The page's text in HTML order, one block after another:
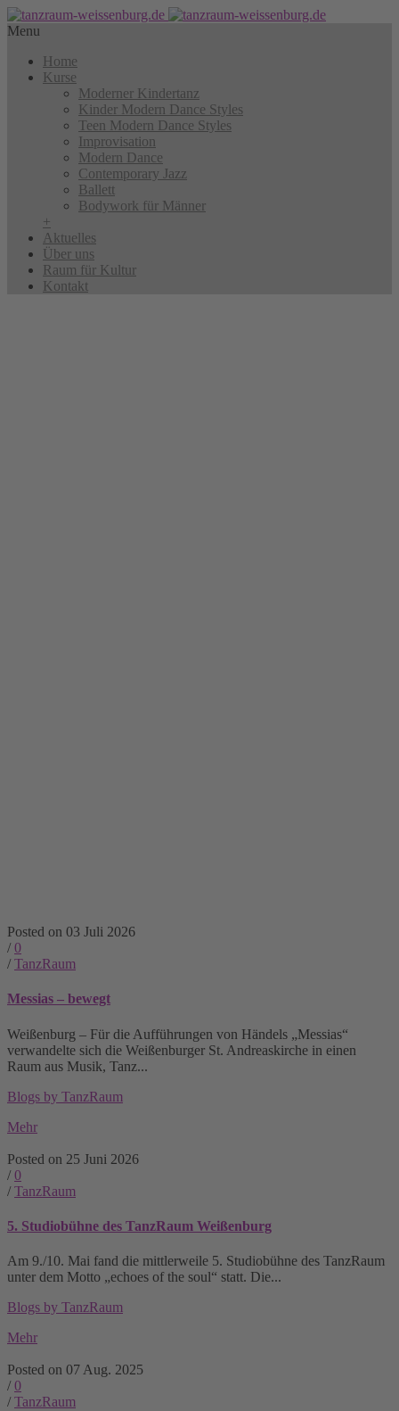
Menu
Home
Kurse
Moderner Kindertanz
Kinder Modern Dance Styles
Teen Modern Dance Styles
Improvisation
Modern Dance
Contemporary Jazz
Ballett
Bodywork für Männer
+
Aktuelles
Über uns
Raum für Kultur
Kontakt
Posted on 03 Juli 2026
/ 0
/ TanzRaum
Messias – bewegt
Weißenburg – Für die Aufführungen von Händels „Messias“
verwandelte sich die Weißenburger St. Andreaskirche in einen
Raum aus Musik, Tanz...
Blogs by TanzRaum
Mehr
Posted on 25 Juni 2026
/ 0
/ TanzRaum
5. Studiobühne des TanzRaum Weißenburg
Am 9./10. Mai fand die mittlerweile 5. Studiobühne des TanzRaum
unter dem Motto „echoes of the soul“ statt. Die...
Blogs by TanzRaum
Mehr
Posted on 07 Aug. 2025
/ 0
/ TanzRaum